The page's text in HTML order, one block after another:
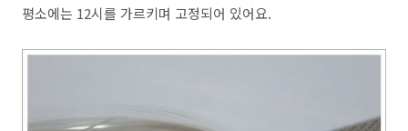
평소에는 12시를 가르키며 고정되어 있어요.